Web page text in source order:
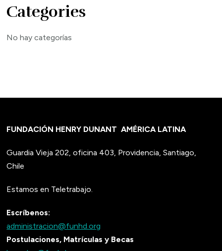
Categories
No hay categorías
FUNDACIÓN HENRY DUNANTAMÉRICA LATINA
Guardia Vieja 202, oficina 403, Providencia, Santiago,
Chile
Estamos en Teletrabajo.
Escríbenos:
administracion@funhd.org
Postulaciones, Matrículas y Becas